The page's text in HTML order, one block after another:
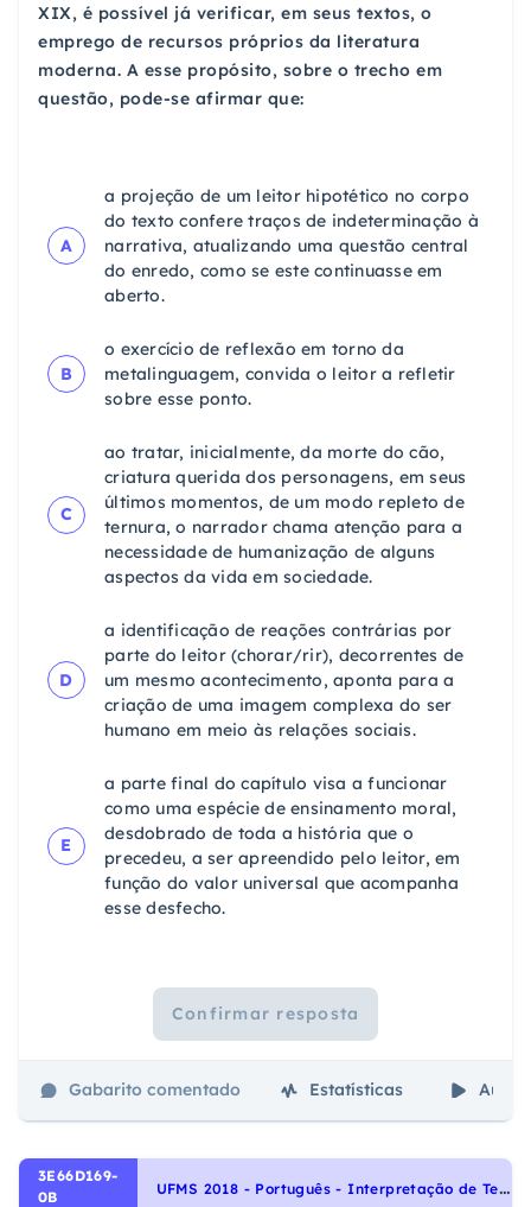
XIX, é possível já verificar, em seus textos, o
emprego de recursos próprios da literatura
moderna. A esse propósito, sobre o trecho em
questão, pode-se afirmar que:
A
a projeção de um leitor hipotético no corpo
do texto confere traços de indeterminação à
narrativa, atualizando uma questão central
do enredo, como se este continuasse em
aberto.
B
o exercício de reflexão em torno da
metalinguagem, convida o leitor a refletir
sobre esse ponto.
C
ao tratar, inicialmente, da morte do cão,
criatura querida dos personagens, em seus
últimos momentos, de um modo repleto de
ternura, o narrador chama atenção para a
necessidade de humanização de alguns
aspectos da vida em sociedade.
D
a identificação de reações contrárias por
parte do leitor (chorar/rir), decorrentes de
um mesmo acontecimento, aponta para a
criação de uma imagem complexa do ser
humano em meio às relações sociais.
E
a parte final do capítulo visa a funcionar
como uma espécie de ensinamento moral,
desdobrado de toda a história que o
precedeu, a ser apreendido pelo leitor, em
função do valor universal que acompanha
esse desfecho.
Confirmar resposta
Gabarito comentado Estatísticas Aulas
3E66D169-
0B
U
FMS 2018 - Português - Interpretação de Textos, Noções Gerais de Compreensão e Interpretação de Texto